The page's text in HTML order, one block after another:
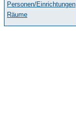
Personen/Einrichtungen
Räume